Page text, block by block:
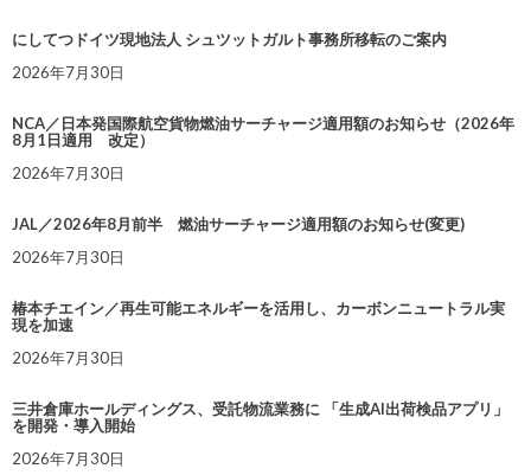
にしてつドイツ現地法人 シュツットガルト事務所移転のご案内
2026年7月30日
NCA／日本発国際航空貨物燃油サーチャージ適用額のお知らせ（2026年
8月1日適用 改定）
2026年7月30日
JAL／2026年8月前半 燃油サーチャージ適用額のお知らせ(変更)
2026年7月30日
椿本チエイン／再生可能エネルギーを活用し、カーボンニュートラル実
現を加速
2026年7月30日
三井倉庫ホールディングス、受託物流業務に 「生成AI出荷検品アプリ」
を開発・導入開始
2026年7月30日